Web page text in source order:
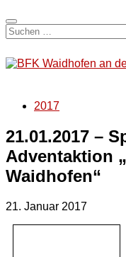
Suchen
nach:
2017
21.01.2017 –
Adventaktion
Waidhofen“
21. Januar 2017